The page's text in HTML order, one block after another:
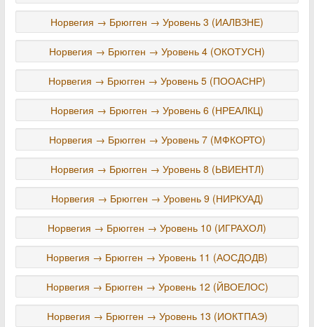
Норвегия → Брюгген → Уровень 3 (ИАЛВЗНЕ)
Норвегия → Брюгген → Уровень 4 (ОКОТУСН)
Норвегия → Брюгген → Уровень 5 (ПООАСНР)
Норвегия → Брюгген → Уровень 6 (НРЕАЛКЦ)
Норвегия → Брюгген → Уровень 7 (МФКОРТО)
Норвегия → Брюгген → Уровень 8 (ЬВИЕНТЛ)
Норвегия → Брюгген → Уровень 9 (НИРКУАД)
Норвегия → Брюгген → Уровень 10 (ИГРАХОЛ)
Норвегия → Брюгген → Уровень 11 (АОСДОДВ)
Норвегия → Брюгген → Уровень 12 (ЙВОЕЛОС)
Норвегия → Брюгген → Уровень 13 (ИОКТПАЭ)